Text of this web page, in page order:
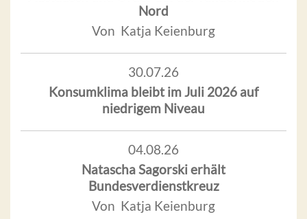
Nord
Von Katja Keienburg
30.07.26
Konsumklima bleibt im Juli 2026 auf
niedrigem Niveau
04.08.26
Natascha Sagorski erhält
Bundesverdienstkreuz
Von Katja Keienburg